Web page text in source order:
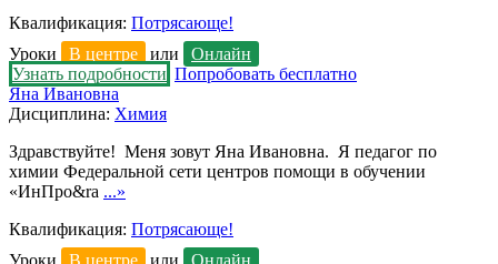
Квалификация: Потрясающе!
Уроки
В центре или
Онлайн
Узнать подробности Попробовать бесплатно
Яна Ивановна
Дисциплина: Химия
Здравствуйте! Меня зовут Яна Ивановна. Я педагог по
химии Федеральной сети центров помощи в обучении
«ИнПро&ra ...»
Квалификация: Потрясающе!
Уроки
В центре или Онлайн